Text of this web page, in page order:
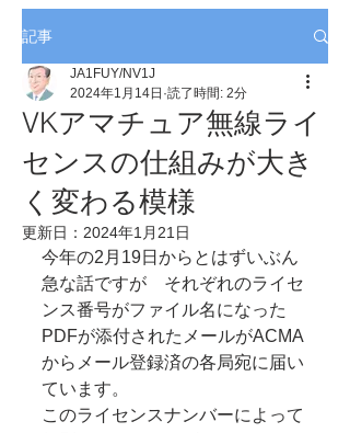
記事
VKアマチュア無線ライ
センスの仕組みが大き
く変わる模様
JA1FUY/NV1J
2024年1月14日 読了時間: 2分
更新日： 2024年1月21日
今年の2月19日からとはずいぶん
急な話ですが　それぞれのライセ
ンス番号がファイル名になった
PDFが添付されたメールがACMA
からメール登録済の各局宛に届い
ています。
このライセンスナンバーによって